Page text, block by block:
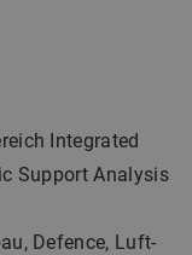
Integrated
Support Analysis
Defence, Luft-